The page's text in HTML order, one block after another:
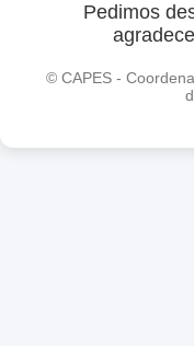
Pedimos
© CAPES -